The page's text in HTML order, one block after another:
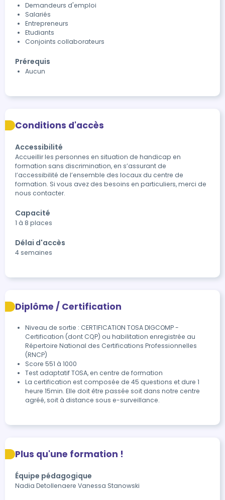
Demandeurs d'emploi
Salariés
Entrepreneurs
Etudiants
Conjoints collaborateurs
Prérequis
Aucun
Conditions d'accès
Accessibilité
Accueillir les personnes en situation de handicap en
formation sans discrimination, en s’assurant de
l’accessibilité de l’ensemble des locaux du centre de
formation. Si vous avez des besoins en particuliers, merci de
nous contacter.
Capacité
1 à 8 places
Délai d'accès
4 semaines
Diplôme / Certification
Niveau de sortie : CERTIFICATION TOSA DIGCOMP -
Certification (dont CQP) ou habilitation enregistrée au
Répertoire National des Certifications Professionnelles
(RNCP)
Score 551 à 1000
Test adaptatif TOSA, en centre de formation
La certification est composée de 45 questions et dure 1
heure 15min. Elle doit être passée soit dans notre centre
agréé, soit à distance sous e-surveillance.
Plus qu'une formation !
Équipe pédagogique
Nadia Detollenaere Vanessa Stanowski